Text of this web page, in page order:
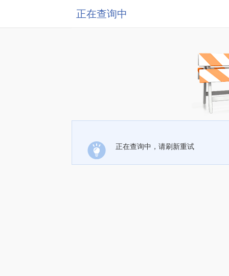
正在查询中
正在查询中，请刷新重试